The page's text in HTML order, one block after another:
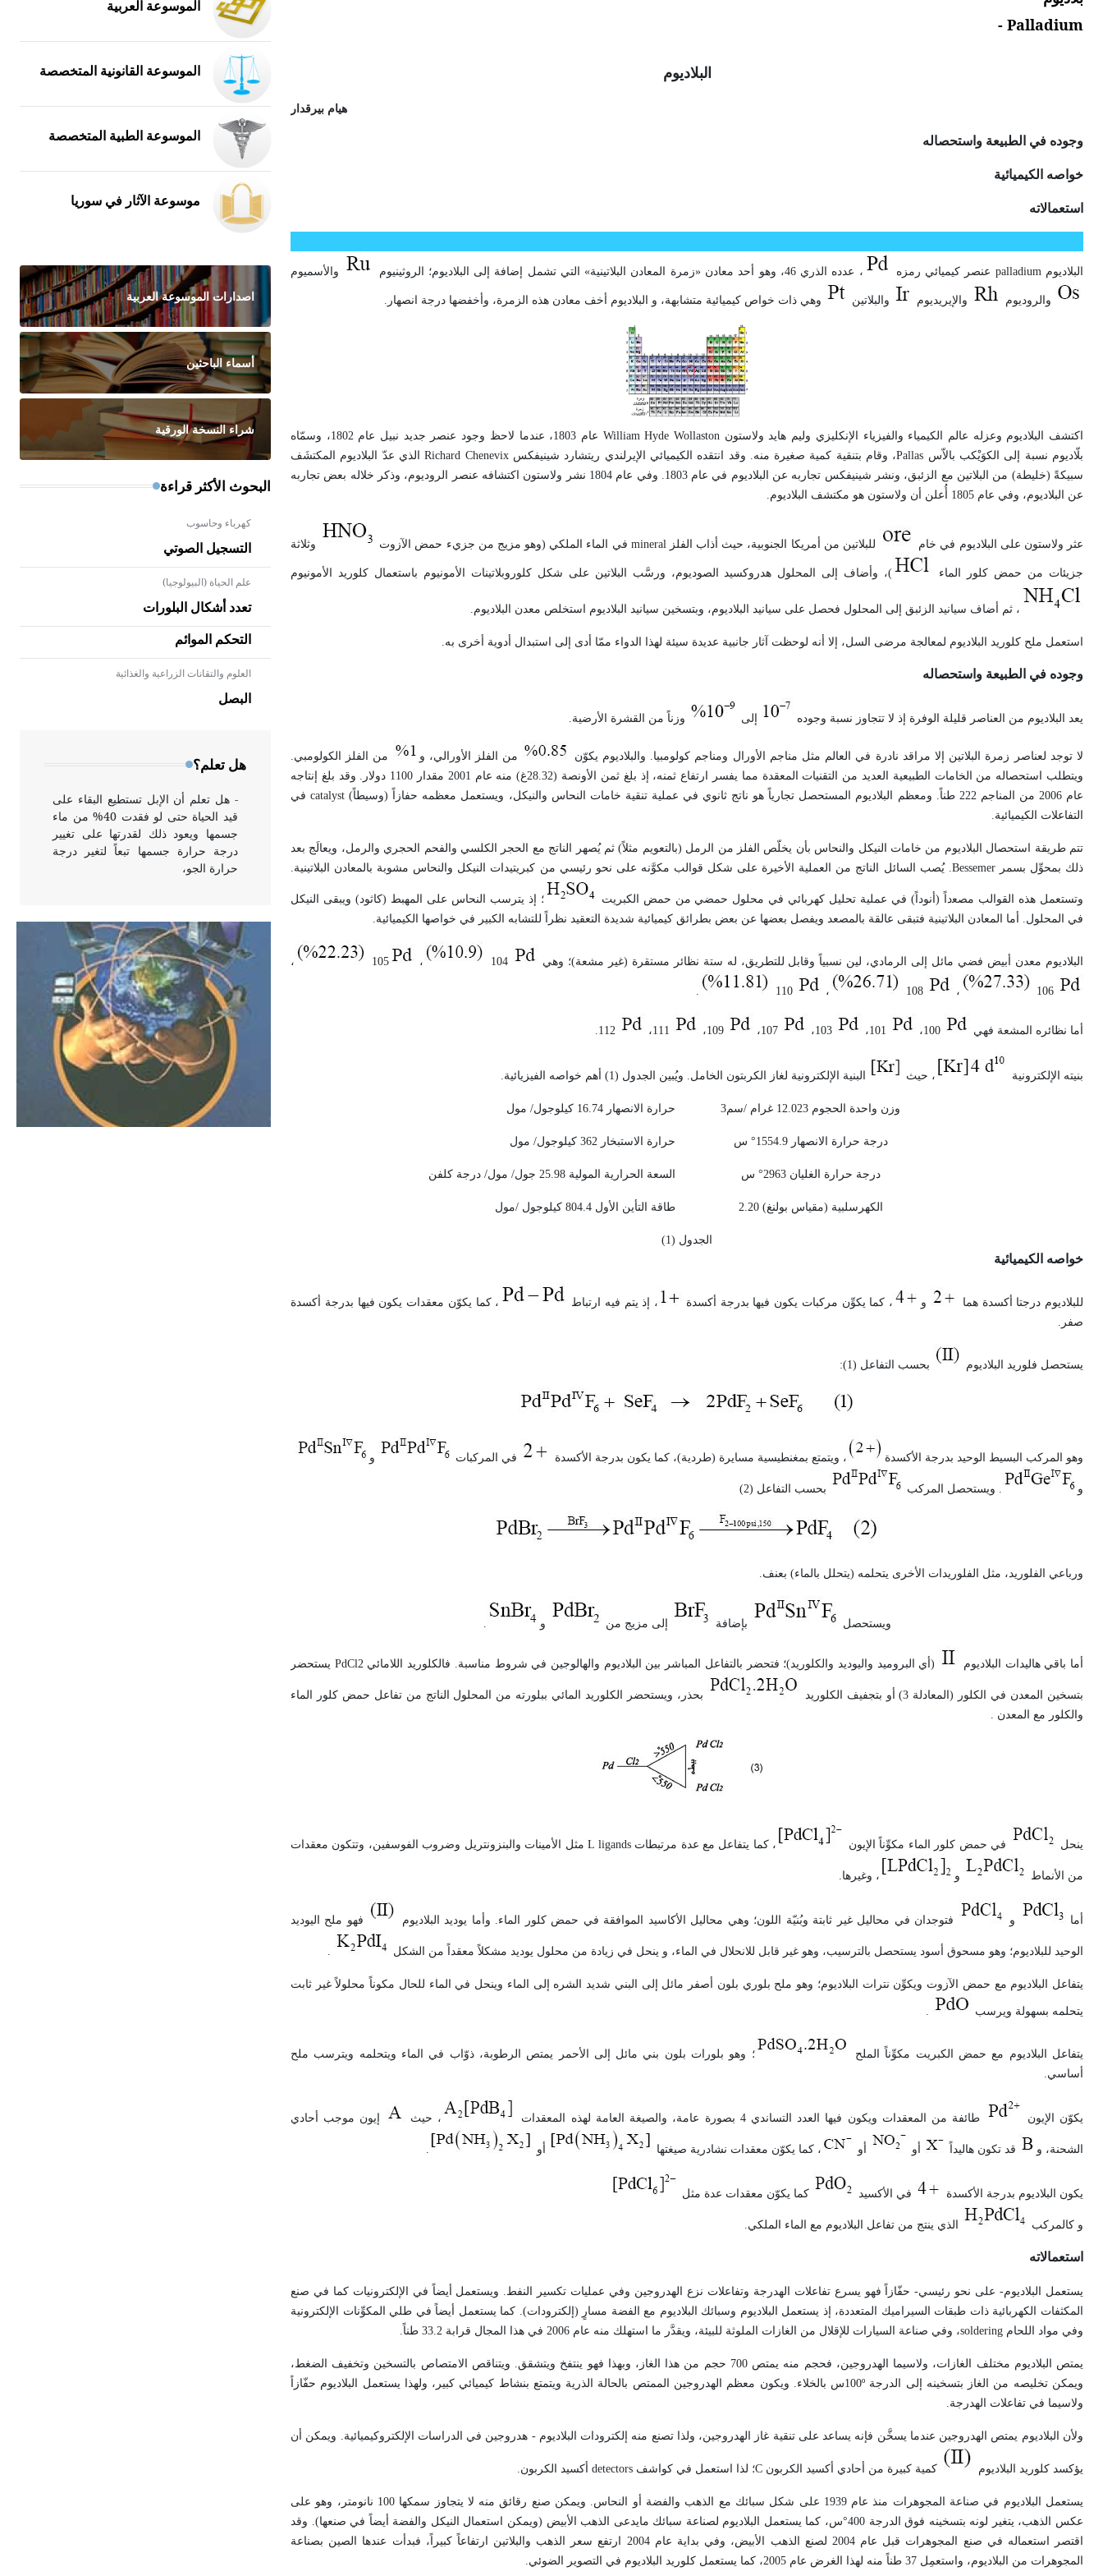
Palladium -
البلاديوم
هيام بيرقدار
وجوده في الطبيعة واستحصاله
خواصه الكيميائية
استعمالاته
البلاديوم palladium عنصر كيميائي رمزه ، عدده الذري 46، وهو أحد معادن «زمرة المعادن البلاتينية» التي تشمل إضافة إلى البلاديوم؛ الروثينيوم والأسميوم
والروديوم والإيريديوم والبلاتين وهي ذات خواص كيميائية متشابهة، و البلاديوم أخف معادن هذه الزمرة، وأخفضها درجة انصهار.
اكتشف البلاديوم وعزله عالم الكيمياء والفيزياء الإنكليزي وليم هايد ولاستون William Hyde Wollaston عام 1803، عندما لاحظ وجود عنصر جديد نبيل عام 1802، وسمّاه
بلّاديوم نسبة إلى الكوَيْكب بالاّس Pallas، وقام بتنقية كمية صغيرة منه. وقد انتقده الكيميائي الإيرلندي ريتشارد شينيفكس Richard Chenevix الذي عدّ البلاديوم المكتشَف
سبيكةً (خليطة) من البلاتين مع الزئبق، ونشر شينيفكس تجاربه عن البلاديوم في عام 1803. وفي عام 1804 نشر ولاستون اكتشافه عنصر الروديوم، وذكر خلاله بعض تجاربه
عن البلاديوم، وفي عام 1805 أُعلن أن ولاستون هو مكتشف البلاديوم.
عثر ولاستون على البلاديوم في خام للبلاتين من أمريكا الجنوبية، حيث أذاب الفلز mineral في الماء الملكي (وهو مزيج من جزيء حمض الآزوت وثلاثة
جزيئات من حمض كلور الماء )، وأضاف إلى المحلول هدروكسيد الصوديوم، ورسَّب البلاتين على شكل كلوروبلاتينات الأمونيوم باستعمال كلوريد الأمونيوم
، ثم أضاف سيانيد الزئبق إلى المحلول فحصل على سيانيد البلاديوم، وبتسخين سيانيد البلاديوم استخلص معدن البلاديوم.
استعمل ملح كلوريد البلاديوم لمعالجة مرضى السل، إلا أنه لوحظت آثار جانبية عديدة سيئة لهذا الدواء ممّا أدى إلى استبدال أدوية أخرى به.
وجوده في الطبيعة واستحصاله
يعد البلاديوم من العناصر قليلة الوفرة إذ لا تتجاوز نسبة وجوده إلى وزناً من القشرة الأرضية.
لا توجد لعناصر زمرة البلاتين إلا مراقد نادرة في العالم مثل مناجم الأورال ومناجم كولومبيا. والبلاديوم يكوّن من الفلز الأورالي، و
من الفلز الكولومبي.
ويتطلب استحصاله من الخامات الطبيعية العديد من التقنيات المعقدة مما يفسر ارتفاع ثمنه، إذ بلغ ثمن الأونصة (28.32غ) منه عام 2001 مقدار 1100 دولار. وقد بلغ إنتاجه
عام 2006 من المناجم 222 طناً. ومعظم البلاديوم المستحصل تجارياً هو ناتج ثانوي في عملية تنقية خامات النحاس والنيكل، ويستعمل معظمه حفازاً (وسيطاً) catalyst في
التفاعلات الكيميائية.
تتم طريقة استحصال البلاديوم من خامات النيكل والنحاس بأن يخلّص الفلز من الرمل (بالتعويم مثلاً) ثم يُصهر الناتج مع الحجر الكلسي والفحم الحجري والرمل، ويعالَج بعد
ذلك بمحوِّل بسمر Bessemer. يُصب السائل الناتج من العملية الأخيرة على شكل قوالب مكوَّنه على نحو رئيسي من كبريتيدات النيكل والنحاس مشوبة بالمعادن البلاتينية.
وتستعمل هذه القوالب ﻣﺼﻌداً (أنوداً) في عملية تحليل كهربائي في محلول حمضي من حمض الكبريت
؛ إذ يترسب النحاس على المهبط (كاثود) ويبقى النيكل
في المحلول. أما المعادن البلاتينية فتبقى عالقة بالمصعد ويفصل بعضها عن بعض بطرائق كيميائية شديدة التعقيد نظراً للتشابه الكبير في خواصها الكيميائية.
البلاديوم معدن أبيض فضي مائل إلى الرمادي، لين نسبياً وقابل للتطريق، له ستة نظائر مستقرة (غير مشعة)؛ وهي 104 ، 105 ،
، ، .
أما نظائره المشعة فهي
بنيته الإلكترونية ، حيث البنية الإلكترونية لغاز الكربتون الخامل. ويُبين الجدول (1) أهم خواصه الفيزيائية.
وزن واحدة الحجوم 12.023 غرام /سم3 حرارة الانصهار 16.74 كيلوجول/ مول
درجة حرارة الانصهار 1554.9° س حرارة الاستبخار 362 كيلوجول/ مول
درجة حرارة الغليان 2963° س السعة الحرارية المولية 25.98 جول/ مول/ درجة كلفن
الكهرسلبية (مقياس بولنغ) 2.20 طاقة التأين الأول 804.4 كيلوجول /مول
الجدول (1)
خواصه الكيميائية
للبلاديوم درجتا أكسدة هما و ، كما يكوِّن مركبات يكون فيها بدرجة أكسدة ، إذ يتم فيه ارتباط
، كما يكوّن معقدات يكون فيها بدرجة أكسدة
صفر.
يستحصل فلوريد البلاديوم بحسب التفاعل (1):
وهو المركب البسيط الوحيد بدرجة الأكسدة ، ويتمتع بمغنطيسية مسايرة (طردية)، كما يكون بدرجة الأكسدة في المركبات و
و . ويستحصل المركب بحسب التفاعل (2)
ورباعي الفلوريد، مثل الفلوريدات الأخرى يتحلمه (يتحلل بالماء) بعنف.
ويستحصل بإضافة إلى مزيج من و .
أما باقي هاليدات البلاديوم (أي البروميد واليوديد والكلوريد)؛ فتحضر بالتفاعل المباشر بين البلاديوم والهالوجين في شروط مناسبة. فالكلوريد اللامائي PdCl2 يستحضر
بتسخين المعدن في الكلور (المعادلة 3) أو بتجفيف الكلوريد
بحذر، ويستحضر الكلوريد المائي ببلورته من المحلول الناتج من تفاعل حمض كلور الماء
والكلور مع المعدن .
ينحل في حمض كلور الماء مكوِّناً الإيون ، كما يتفاعل مع عدة مرتبطات L ligands مثل الأمينات والبنزونتريل وضروب الفوسفين، وتتكون معقدات
من الأنماط و ، وغيرها.
أما و فتوجدان في محاليل غير ثابتة وبُنيّة اللون؛ وهي محاليل الأكاسيد الموافقة في حمض كلور الماء. وأما يوديد البلاديوم فهو ملح اليوديد
الوحيد للبلاديوم؛ وهو مسحوق أسود يستحصل بالترسيب، وهو غير قابل للانحلال في الماء، و ينحل في زيادة من محلول يوديد مشكلاً معقداً من الشكل .
يتفاعل البلاديوم مع حمض الآزوت ويكوِّن نترات البلاديوم؛ وهو ملح بلوري بلون أصفر مائل إلى البني شديد الشره إلى الماء وينحل في الماء للحال مكوناً محلولاً غير ثابت
يتحلمه بسهولة ويرسب .
يتفاعل البلاديوم مع حمض الكبريت مكوِّناً الملح
؛ وهو بلورات بلون بني مائل إلى الأحمر يمتص الرطوبة، ذوّاب في الماء ويتحلمه ويترسب ملح
أساسي.
يكوّن الإيون طائفة من المعقدات ويكون فيها العدد التساندي 4 بصورة عامة، والصيغة العامة لهذه المعقدات ، حيث إيون موجب أحادي
الشحنة، و قد تكون هاليداً أو أو ، كما يكوّن معقدات نشادرية صيغتها أو .
يكون البلاديوم بدرجة الأكسدة في الأكسيد كما يكوّن معقدات عدة مثل
و كالمركب الذي ينتج من تفاعل البلاديوم مع الماء الملكي.
استعمالاته
يستعمل البلاديوم- على نحو رئيسي- حفّازاً فهو يسرع تفاعلات الهدرجة وتفاعلات نزع الهدروجين وفي عمليات تكسير النفط. ويستعمل أيضاً في الإلكترونيات كما في صنع
المكثفات الكهربائية ذات طبقات السيراميك المتعددة، إذ يستعمل البلاديوم وسبائك البلاديوم مع الفضة مسارٍ (إلكترودات). كما يستعمل أيضاً في طلي المكوِّنات الإلكترونية
وفي مواد اللحام soldering، وفي صناعة السيارات للإقلال من الغازات الملوثة للبيئة، ويقدَّر ما استهلك منه عام 2006 في هذا المجال قرابة 33.2 طناً.
يمتص البلاديوم مختلف الغازات، ولاسيما الهدروجين، فحجم منه يمتص 700 حجم من هذا الغاز، وبهذا فهو ينتفخ ويتشقق. ويتناقص الامتصاص بالتسخين وتخفيف الضغط،
ويمكن تخليصه من الغاز بتسخينه إلى الدرجة 100ºس بالخلاء. ويكون معظم الهدروجين الممتص بالحالة الذرية ويتمتع بنشاط كيميائي كبير، ولهذا يستعمل البلاديوم حفّازاً
ولاسيما في تفاعلات الهدرجة.
ولأن البلاديوم يمتص الهدروجين عندما يسخَّن فإنه يساعد على تنقية غاز الهدروجين، ولذا تصنع منه إلكترودات البلاديوم - هدروجين في الدراسات الإلكتروكيميائية. ويمكن أن
يؤكسد كلوريد البلاديوم كمية كبيرة من أحادي أكسيد الكربون C؛ لذا استعمل في كواشف detectors أكسيد الكربون.
يستعمل البلاديوم في صناعة المجوهرات منذ عام 1939 على شكل سبائك مع الذهب والفضة أو النحاس. ويمكن صنع رقائق منه لا يتجاوز سمكها 100 نانومتر، وهو على
عكس الذهب، يتغير لونه بتسخينه فوق الدرجة 400°س، كما يستعمل البلاديوم لصناعة سبائك مايدعى الذهب الأبيض (ويمكن استعمال النيكل والفضة أيضاً في صنعها). وقد
اقتصر استعماله في صنع المجوهرات قبل عام 2004 لصنع الذهب الأبيض، وفي بداية عام 2004 ارتفع سعر الذهب والبلاتين ارتفاعاً كبيراً، فبدأت عندها الصين بصناعة
المجوهرات من البلاديوم، واستعمِل 37 طناً منه لهذا الغرض عام 2005، كما يستعمل كلوريد البلاديوم في التصوير الضوئي.
الموسوعة العربية
الموسوعة القانونية المتخصصة
الموسوعة الطبية المتخصصة
موسوعة الآثار في سوريا
اصدارات الموسوعة العربية
أسماء الباحثين
شراء النسخة الورقية
البحوث الأكثر قراءة
كهرباء وحاسوب
التسجيل الصوتي
علم الحياة (البيولوجيا)
تعدد أشكال البلورات
التحكم الموائم
العلوم والتقانات الزراعية والغذائية
البصل
هل تعلم؟
- هل تعلم أن الأبلق نوع من الفنون
الهندسية التي ارتبطت بالعمارة
الإسلامية في بلاد الشام ومصر خاصة،
- هل تعلم أن الإبل تستطيع البقاء على
قيد الحياة حتى لو فقدت 40% من ماء
جسمها ويعود ذلك لقدرتها على تغيير
درجة حرارة جسمها تبعاً لتغير درجة
حرارة الجو،
- هل تعلم أن أبقراط كتب في الطب
أربعة مؤلفات هي: الحكم، الأدلة، تنظيم
التغذية، ورسالته في جروح الرأس.
ويعود له الفضل بأنه حرر الطب من
الدين والفلسفة.
- هل تعلم أن المرجان إفراز حيواني
يتكون في البحر ويتركب من مادة
كربونات الكلسيوم، وهو أحمر أو شديد
الحمرة وهو أجود أنواعه، ويمتاز بكبر
الحجم ويسمى الش